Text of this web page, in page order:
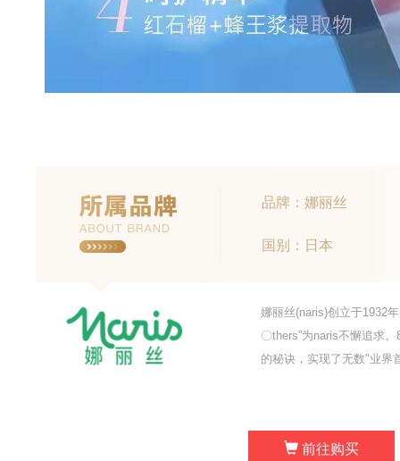
品牌：娜丽丝
国别：日本
娜丽丝(naris)创立于1932
〇thers”为naris不懈追求
的秘诀，实现了无数"业界
前往购买